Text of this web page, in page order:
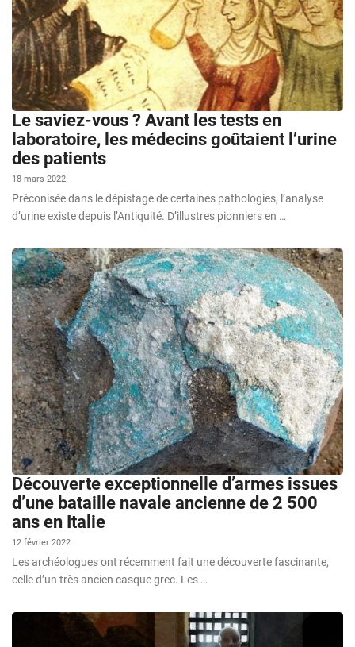
Le saviez-vous ? Avant les tests en
laboratoire, les médecins goûtaient l’urine
des patients
18 mars 2022
Préconisée dans le dépistage de certaines pathologies, l’analyse
d’urine existe depuis l’Antiquité. D’illustres pionniers en …
Découverte exceptionnelle d’armes issues
d’une bataille navale ancienne de 2 500
ans en Italie
12 février 2022
Les archéologues ont récemment fait une découverte fascinante,
celle d’un très ancien casque grec. Les …